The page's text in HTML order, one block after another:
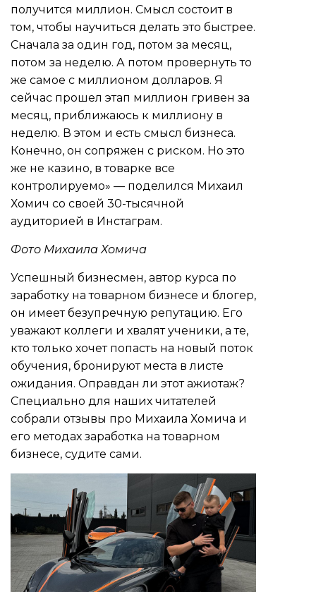
получится миллион. Смысл состоит в
том, чтобы научиться делать это быстрее.
Сначала за один год, потом за месяц,
потом за неделю. А потом провернуть то
же самое с миллионом долларов. Я
сейчас прошел этап миллион гривен за
месяц, приближаюсь к миллиону в
неделю. В этом и есть смысл бизнеса.
Конечно, он сопряжен с риском. Но это
же не казино, в товарке все
контролируемо» — поделился Михаил
Хомич со своей 30-тысячной
аудиторией в Инстаграм.
Фото Михаила Хомича
Успешный бизнесмен, автор курса по
заработку на товарном бизнесе и блогер,
он имеет безупречную репутацию. Его
уважают коллеги и хвалят ученики, а те,
кто только хочет попасть на новый поток
обучения, бронируют места в листе
ожидания. Оправдан ли этот ажиотаж?
Специально для наших читателей
собрали отзывы про Михаила Хомича и
его методах заработка на товарном
бизнесе, судите сами.